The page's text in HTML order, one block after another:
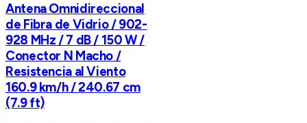
Antena Omnidireccional
de Fibra de Vidrio / 902-
928 MHz / 7 dB / 150 W /
Conector N Macho /
Resistencia al Viento
160.9 km/h / 240.67 cm
(7.9 ft)